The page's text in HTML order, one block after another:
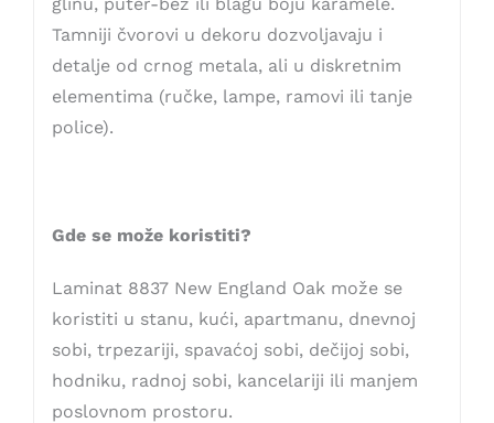
Tamniji čvorovi u dekoru dozvoljavaju i
detalje od crnog metala, ali u diskretnim
elementima (ručke, lampe, ramovi ili tanje
police).
Gde se može koristiti?
Laminat 8837 New England Oak može se
koristiti u stanu, kući, apartmanu, dnevnoj
sobi, trpezariji, spavaćoj sobi, dečijoj sobi,
hodniku, radnoj sobi, kancelariji ili manjem
poslovnom prostoru.